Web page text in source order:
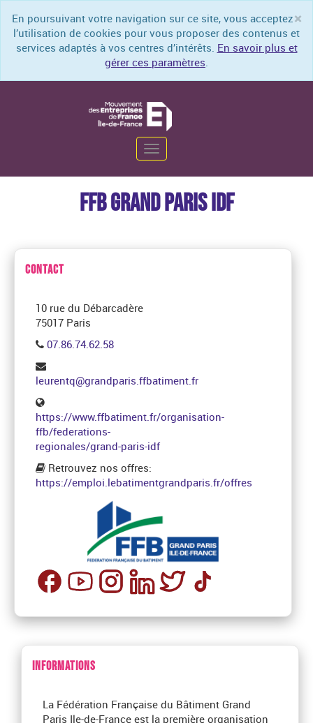
×
En poursuivant votre navigation sur ce site, vous acceptez
l’utilisation de cookies pour vous proposer des contenus et
services adaptés à vos centres d’intérêts. En savoir plus et
gérer ces paramètres.
Toggle
navigation
FFB GRAND PARIS IDF
CONTACT
10 rue du Débarcadère
75017 Paris
07.86.74.62.58
leurentq@grandparis.ffbatiment.fr
https://www.ffbatiment.fr/organisation-
ffb/federations-
regionales/grand-paris-idf
Retrouvez nos offres:
https://emploi.lebatimentgrandparis.fr/offres
INFORMATIONS
La Fédération Française du Bâtiment Grand
Paris Ile-de-France est la première organisation